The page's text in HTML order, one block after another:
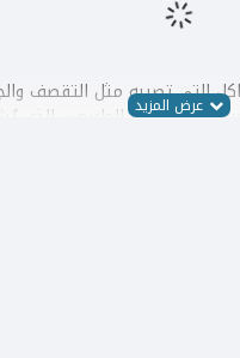
التي تصيبه مثل التقصف